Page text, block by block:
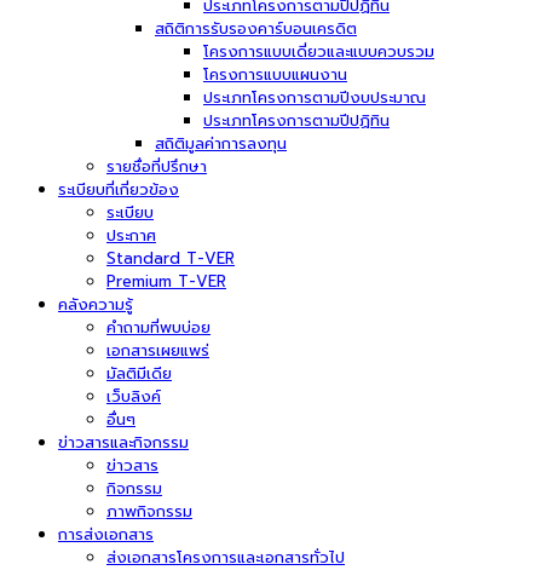
ประเภทโครงการตามปีปฏิทิน
สถิติการรับรองคาร์บอนเครดิต
โครงการแบบเดี่ยวและแบบควบรวม
โครงการแบบแผนงาน
ประเภทโครงการตามปีงบประมาณ
ประเภทโครงการตามปีปฏิทิน
สถิติมูลค่าการลงทุน
รายชื่อที่ปรึกษา
ระเบียบที่เกี่ยวข้อง
ระเบียบ
ประกาศ
Standard T-VER
Premium T-VER
คลังความรู้
คำถามที่พบบ่อย
เอกสารเผยแพร่
มัลติมีเดีย
เว็บลิงค์
อื่นๆ
ข่าวสารและกิจกรรม
ข่าวสาร
กิจกรรม
ภาพกิจกรรม
การส่งเอกสาร
ส่งเอกสารโครงการและเอกสารทั่วไป